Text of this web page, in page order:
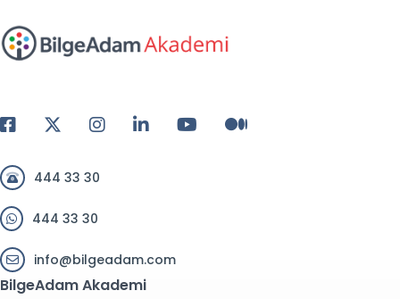
444 33 30
444 33 30
info@bilgeadam.com
BilgeAdam Akademi